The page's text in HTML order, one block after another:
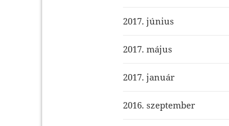
2017. június
2017. május
2017. január
2016. szeptember